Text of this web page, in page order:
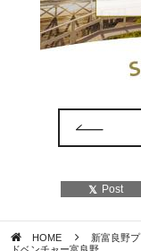
Post
HOME 新富良野